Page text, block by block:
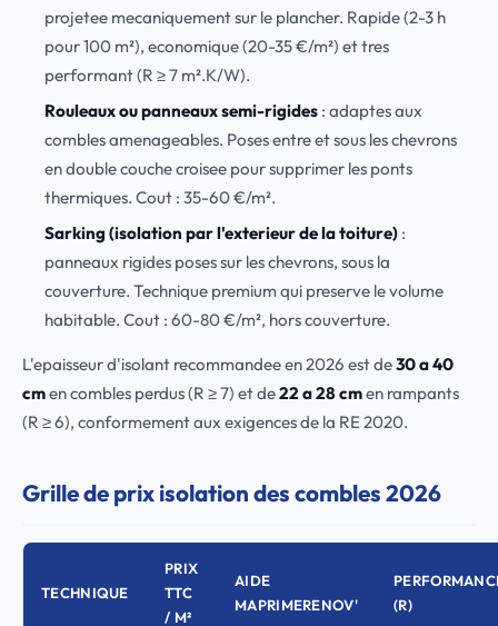
projetee mecaniquement sur le plancher. Rapide (2-3 h
pour 100 m²), economique (20-35 €/m²) et tres
performant (R ≥ 7 m².K/W).
Rouleaux ou panneaux semi-rigides: adaptes aux
combles amenageables. Poses entre et sous les chevrons
en double couche croisee pour supprimer les ponts
thermiques. Cout : 35-60 €/m².
Sarking (isolation par l'exterieur de la toiture):
panneaux rigides poses sur les chevrons, sous la
couverture. Technique premium qui preserve le volume
habitable. Cout : 60-80 €/m², hors couverture.
L'epaisseur d'isolant recommandee en 2026 est de30 a 40
cmen combles perdus (R ≥ 7) et de22 a 28 cmen rampants
(R ≥ 6), conformement aux exigences de la RE 2020.
Grille de prix isolation des combles 2026
TECHNIQUE
PRIX
TTC
/ M²
AIDE
MAPRIMERENOV'
(R)